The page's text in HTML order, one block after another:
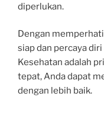
diperlukan.
Dengan
siap dan percaya
Kesehatan adalah
tepat, Anda dapat
dengan lebih baik.